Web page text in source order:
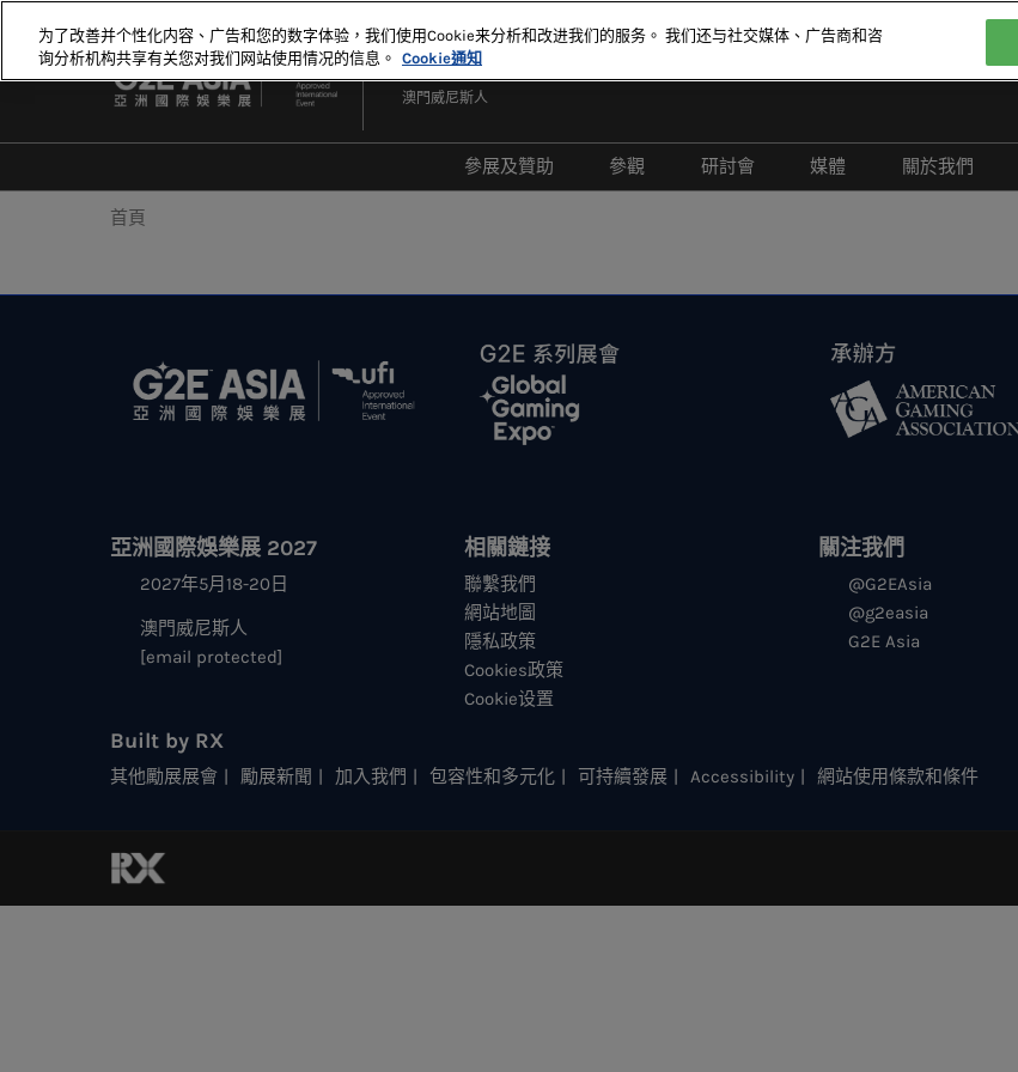
接
跳
轉
容
2027年5月18-20日
澳門威尼斯人
參展及贊助
2026 產品名錄
參觀
科技論壇
研討會
2026 演講嘉賓名錄
負責任博彩論壇
2026 亞洲綜合度假休閒產業
媒體
關於我們
首頁
亞洲國際娛樂展 2027
2027年5月18-20日
澳門威尼斯人
[email protected]
相關鏈接
聯繫我們
網站地圖
隱私政策
Cookies政策
Cookie设置
關注我們
@G2EAsia
@g2easia
G2E Asia
Built by RX
其他勵展展會 勵展新聞 加入我們 包容性和多元化 可持續發展 Accessibility 網站使用條款和條件
为了改善并个性化内容、广告和您的数字体验，我们使用Cookie来分析和改进我们的服务。 我们还与社交媒体、广告商和咨
询分析机构共享有关您对我们网站使用情况的信息。 Cookie通知